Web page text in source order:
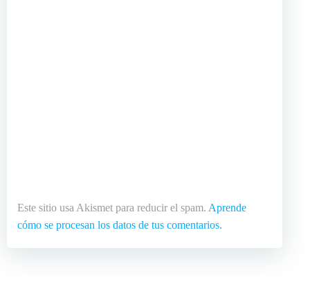
Este sitio usa Akismet para reducir el spam. Aprende
cómo se procesan los datos de tus comentarios.